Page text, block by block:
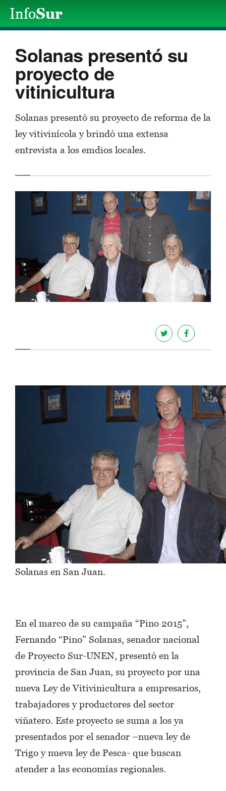
Solanas presentó su
proyecto de
vitinicultura
Solanas presentò su proyecto de reforma de la
ley vitivinícola y brindó una extensa
entrevista a los emdios locales.
Solanas en San Juan.
En el marco de su campaña “Pino 2015”,
Fernando “Pino” Solanas, senador nacional
de Proyecto Sur-UNEN, presentó en la
provincia de San Juan, su proyecto por una
nueva Ley de Vitivinicultura a empresarios,
trabajadores y productores del sector
viñatero. Este proyecto se suma a los ya
presentados por el senador –nueva ley de
Trigo y nueva ley de Pesca- que buscan
atender a las economías regionales.